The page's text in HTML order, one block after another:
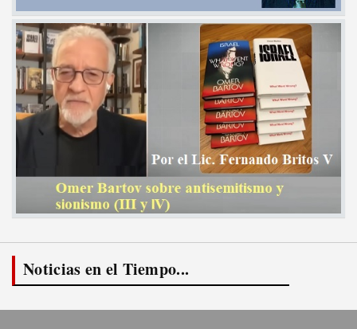
Noticias en el Tiempo...